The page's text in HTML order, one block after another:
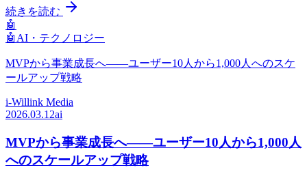
続きを読む
🤖
🤖 AI・テクノロジー
MVPから事業成長へ——ユーザー10人から1,000人へのスケ
ールアップ戦略
i-Willink Media
2026.03.12ai
MVPから事業成長へ——ユーザー10人から1,000人
へのスケールアップ戦略